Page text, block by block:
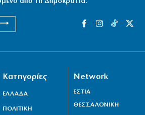
⟶
Κατηγορίες
ΕΛΛΑΔΑ
ΠΟΛΙΤΙΚΗ
Network
ΕΣΤΙΑ
ΘΕΣΣΑΛΟΝΙΚΗ